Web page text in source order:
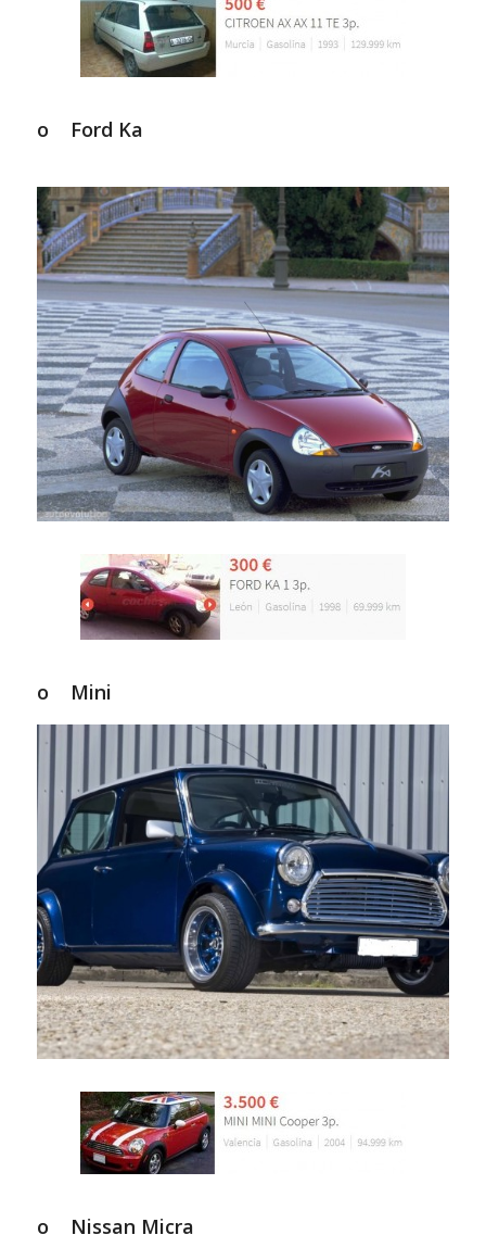
o Ford Ka
o Mini
o Nissan Micra